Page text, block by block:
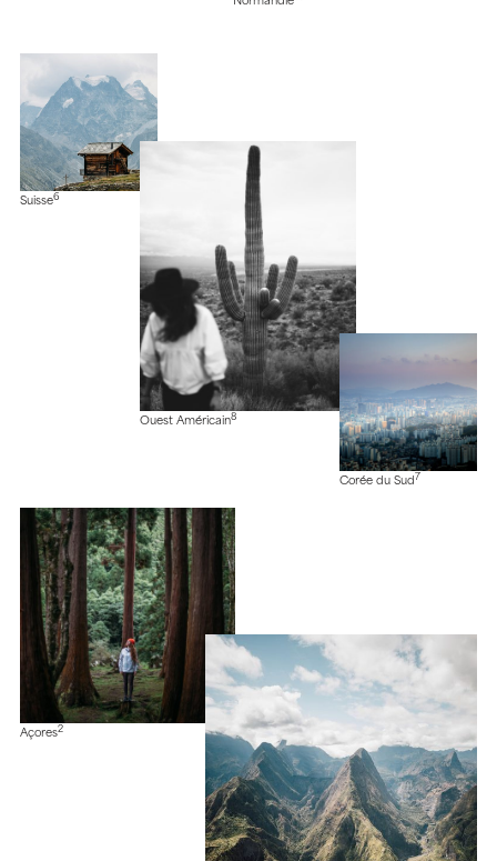
Suisse6
Ouest Américain8
Corée du Sud 7
Açores2